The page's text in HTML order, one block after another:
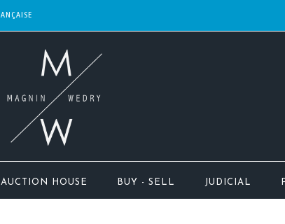
AUCTION HOUSE BUY - SELL JUDICIAL